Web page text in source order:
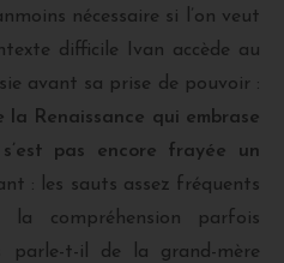
nécessaire si l’on veut
difficile Ivan accède au
avant sa prise de pouvoir :
Renaissance qui embrase
pas encore frayée un
: les sauts assez fréquents
compréhension parfois
parle-t-il de la grand-mère